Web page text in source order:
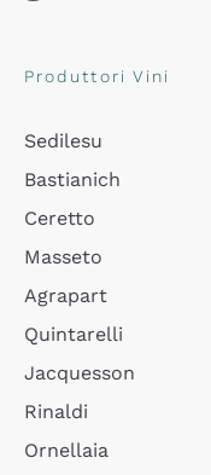
Produttori Vini
Sedilesu
Bastianich
Ceretto
Masseto
Agrapart
Quintarelli
Jacquesson
Rinaldi
Ornellaia